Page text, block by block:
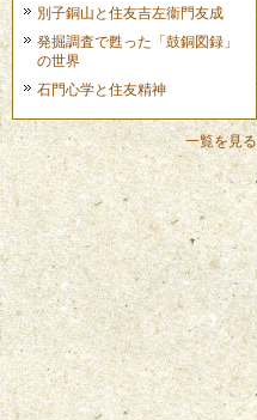
別子銅山と住友吉左衞門友成
発掘調査で甦った「鼓銅図録」
の世界
石門心学と住友精神
一覧を見る